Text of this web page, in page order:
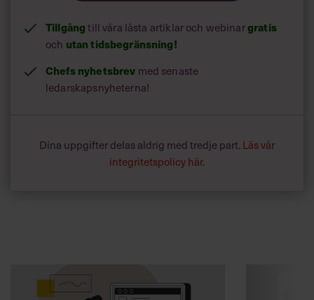
Tillgångtill våra låsta artiklar och webinargratis
och utan tidsbegränsning!
Chefs nyhetsbrev med senaste
ledarskapsnyheterna!
Dina uppgifter delas aldrig med tredje part. Läs vår
integritetspolicy här.